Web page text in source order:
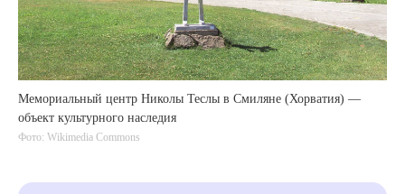
Мемориальный центр Николы Теслы в Смиляне (Хорватия) —
объект культурного наследия
Фото: Wikimedia Commons